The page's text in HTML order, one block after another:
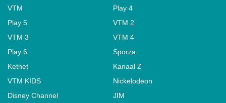
VTM
Play 4
Play 5
VTM 2
VTM 3
VTM 4
Play 6
Sporza
Ketnet
Kanaal Z
VTM KIDS
Nickelodeon
Disney Channel
JIM